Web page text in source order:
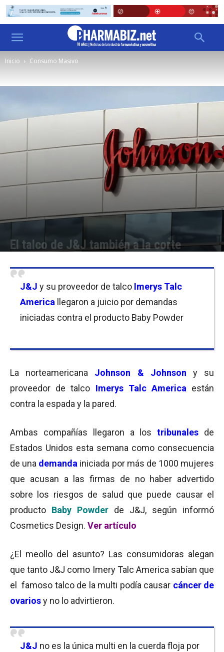
Inicio Consumo Masivo
El talco de J&J también a la corte
J&J y su proveedor de talco Imerys Talc
America llegaron a juicio por demandas
iniciadas contra el producto Baby Powder
La norteamericana Johnson & Johnson
y su
proveedor de talco Imerys Talc America están
contra la espada y la pared.
Ambas compañías llegaron a lostribunales de
Estados Unidos esta semana como consecuencia
de una demanda iniciada por más de 1000 mujeres
que acusan a las firmas de no haber advertido
sobre los riesgos de salud que puede causar el
producto Baby Powder de J&J, según informó
Cosmetics Design. Ver artículo
¿El meollo del asunto? Las consumidoras alegan
que tanto J&J como Imery Talc America sabían que
el famoso talco de la multi podía causar cáncer de
ovariosy no lo advirtieron.
J&J no es la única multi en la cuerda floja por